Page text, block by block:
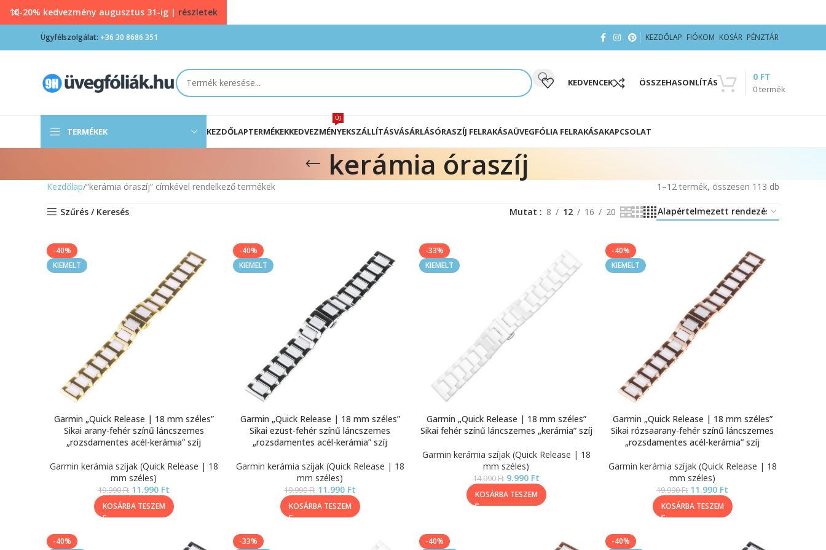
Ügyfélszolgálat: +36 30 8686 351 KEZDŐLAP FIÓKOM KOSÁR PÉNZTÁR
KEDVENCEK ÖSSZEHASONLÍTÁS
0termék
0 FT
TERMÉKEK KEZDŐLAPTERMÉKEKKEDVEZMÉNYEK
ÚJ
SZÁLLÍTÁSVÁSÁRLÁSÓRASZÍJ FELRAKÁSAÜVEGFÓLIA FELRAKÁSAKAPCSOLAT
kerámia óraszíj
Kezdőlap “kerámia óraszíj” címkével rendelkező termékek 1–12 termék, összesen 113 db
Szűrés / Keresés Mutat 8 12 16 20
-40%
KIEMELT
Garmin „Quick Release | 18 mm széles”
Sikai arany-fehér színű láncszemes
„rozsdamentes acél-kerámia” szíj
Garmin kerámia szíjak (Quick Release | 18
mm széles)
19.990Ft 11.990 Ft
KOSÁRBA TESZEM
-40%
KIEMELT
Garmin „Quick Release | 18 mm széles”
Sikai ezüst-fehér színű láncszemes
„rozsdamentes acél-kerámia” szíj
Garmin kerámia szíjak (Quick Release | 18
mm széles)
19.990Ft 11.990 Ft
KOSÁRBA TESZEM
-33%
KIEMELT
Garmin „Quick Release | 18 mm széles”
Sikai fehér színű láncszemes „kerámia” szíj
Garmin kerámia szíjak (Quick Release | 18
mm széles)
14.990Ft 9.990 Ft
KOSÁRBA TESZEM
-40%
KIEMELT
Garmin „Quick Release | 18 mm széles”
Sikai rózsaarany-fehér színű láncszemes
„rozsdamentes acél-kerámia” szíj
Garmin kerámia szíjak (Quick Release | 18
mm széles)
19.990Ft 11.990 Ft
KOSÁRBA TESZEM
-40%
-33%
-40%
-40%
10-20% kedvezmény augusztus 31-ig | részletek